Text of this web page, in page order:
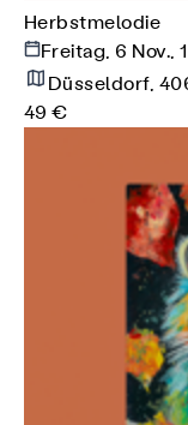
Herbstmelodie
Freitag, 6 Nov.,
Düsseldorf,
49 €